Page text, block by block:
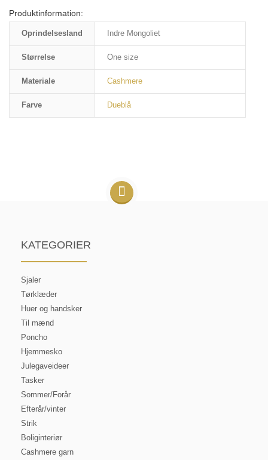
Produktinformation:
Oprindelsesland Indre Mongoliet
Størrelse One size
Materiale Cashmere
Farve Dueblå
KATEGORIER
Sjaler
Tørklæder
Huer og handsker
Til mænd
Poncho
Hjemmesko
Julegaveideer
Tasker
Sommer/Forår
Efterår/vinter
Strik
Boliginteriør
Cashmere garn